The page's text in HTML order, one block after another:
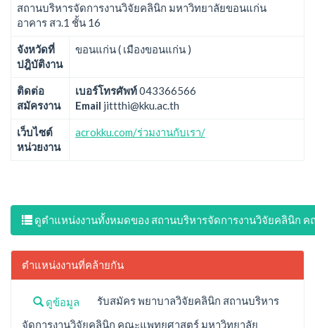
สถานบริหารจัดการงานวิจัยคลินิก มหาวิทยาลัยขอนแก่น
อาคาร สว.1 ชั้น 16
จังหวัดที่
ปฎิบัติงาน
ขอนแก่น ( เมืองขอนแก่น )
ติดต่อ
สมัครงาน
เบอร์โทรศัพท์043366566
Email jittthi@kku.ac.th
เว็บไซต์
หน่วยงาน
acrokku.com/ร่วมงานกับเรา/
ดูตำแหน่งงานทั้งหมดของ สถานบริหารจัดการงานวิจัยคลินิก
ตำแหน่งงานที่คล้ายกัน
ดูข้อมูล
รับสมัคร พยาบาลวิจัยคลินิก สถานบริหาร
จัดการงานวิจัยคลินิก คณะแพทยศาสตร์ มหาวิทยาลัย